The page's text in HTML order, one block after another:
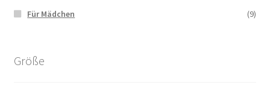
Für Mädchen
(9)
Größe